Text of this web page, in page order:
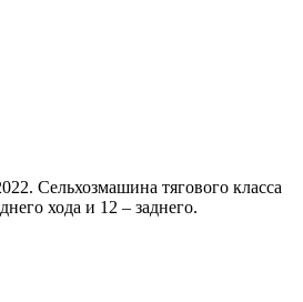
Сельхозмашина тягового класса
хода и 12 – заднего.